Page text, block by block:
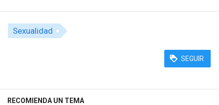
Sexualidad
SEGUIR
RECOMIENDA UN TEMA